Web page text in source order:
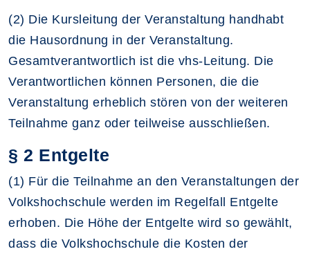
(2) Die Kursleitung der Veranstaltung handhabt
die Hausordnung in der Veranstaltung.
Gesamtverantwortlich ist die vhs-Leitung. Die
Verantwortlichen können Personen, die die
Veranstaltung erheblich stören von der weiteren
Teilnahme ganz oder teilweise ausschließen.
§ 2 Entgelte
(1) Für die Teilnahme an den Veranstaltungen der
Volkshochschule werden im Regelfall Entgelte
erhoben. Die Höhe der Entgelte wird so gewählt,
dass die Volkshochschule die Kosten der